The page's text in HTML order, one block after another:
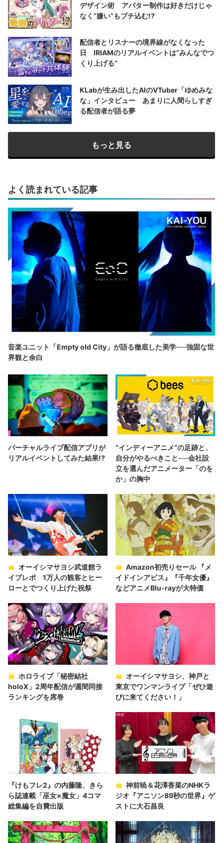
デザイン術 アバター制作は好きだけじゃ
なく“嫌い”もブチ込む!?
配信者とリスナーの境界線がなくなった
日 IRIAMのリアルイベントは“みんなでつ
くり上げる”
KLabが生み出したAIのVTuber「ゆめみな
な」インタビュー あまりに人間らしすぎ
る配信者が語る夢
もっと見る
よく読まれている記事
音楽ユニット「Empty old City」が語る徹底した美学──強固な世
界観と余白
バーチャルライブ配信アプリが
リアルイベントしてみた結果!?
“インディーアニメ“の足跡と、
自分がやるべきこと──会社設
立を選んだアニメーター「のを
か」の胸中
オーイシマサヨシ武道館ラ
イブレポ 1万人の観客とヒー
ローとでつくり上げた祝祭
Amazon初売りセール 『メ
イドインアビス』『千年女優』
などアニメBlu-rayが大特価
ホロライブ「秘密結社
holoX」2周年配信が週間同接
ランキングを席巻
オーイシマサヨシ、神戸と
東京でワンマンライブ「ぜひ遊
びに来てください！」
『けもフレ2』の内藤隆、きら
ら誌連載「巫女×魔女」4コマ
総集編を自費出版
神前暁＆花澤香菜のNHKラ
ジオ『アニソン89秒の世界』ゲ
ストに大石昌良